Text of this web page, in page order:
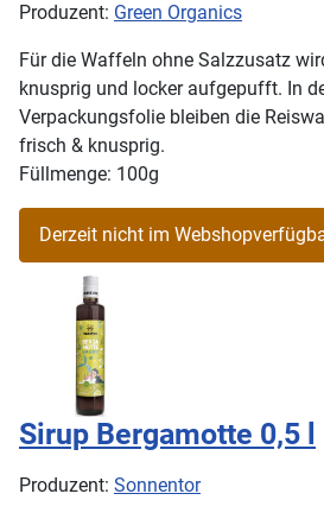
Produzent: Green Organics
Für die Waffeln ohne Salzzusatz
knusprig und locker aufgepufft. In
Verpackungsfolie bleiben die
frisch & knusprig.
Füllmenge: 100g
Sirup Bergamotte 0,5 l
Produzent: Sonnentor